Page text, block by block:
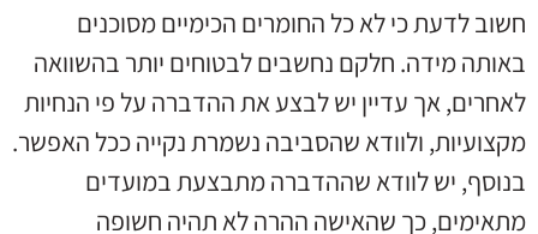
חשוב לדעת כי לא כל החומרים הכימיים מסוכנים
באותה מידה. חלקם נחשבים לבטוחים יותר בהשוואה
לאחרים, אך עדיין יש לבצע את ההדברה על פי הנחיות
מקצועיות, ולוודא שהסביבה נשמרת נקייה ככל האפשר.
בנוסף, יש לוודא שההדברה מתבצעת במועדים
מתאימים, כך שהאישה ההרה לא תהיה חשופה